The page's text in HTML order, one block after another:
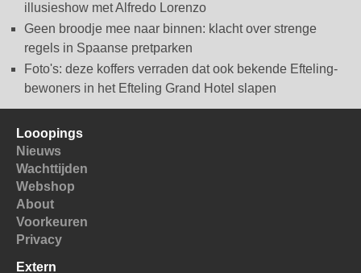
illusieshow met Alfredo Lorenzo
Geen broodje mee naar binnen: klacht over strenge
regels in Spaanse pretparken
Foto's: deze koffers verraden dat ook bekende Efteling-
bewoners in het Efteling Grand Hotel slapen
Looopings
Nieuws
Wachttijden
Webshop
About
Voorkeuren
Privacy
Extern